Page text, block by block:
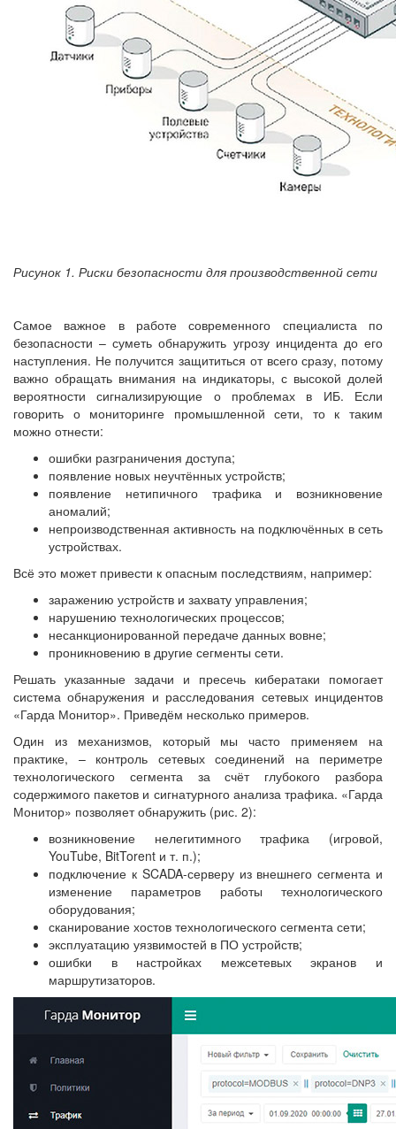
Рисунок 1. Риски безопасности для производственной сети
Самое важное в работе современного специалиста по
безопасности – суметь обнаружить угрозу инцидента до его
наступления. Не получится защититься от всего сразу, потому
важно обращать внимания на индикаторы, с высокой долей
вероятности сигнализирующие о проблемах в ИБ. Если
говорить о мониторинге промышленной сети, то к таким
можно отнести:
ошибки разграничения доступа;
появление новых неучтённых устройств;
появление нетипичного трафика и возникновение
аномалий;
непроизводственная активность на подключённых в сеть
устройствах.
Всё это может привести к опасным последствиям, например:
заражению устройств и захвату управления;
нарушению технологических процессов;
несанкционированной передаче данных вовне;
проникновению в другие сегменты сети.
Решать указанные задачи и пресечь кибератаки помогает
система обнаружения и расследования сетевых инцидентов
«Гарда Монитор». Приведём несколько примеров.
Один из механизмов, который мы часто применяем на
практике, – контроль сетевых соединений на периметре
технологического сегмента за счёт глубокого разбора
содержимого пакетов и сигнатурного анализа трафика. «Гарда
Монитор» позволяет обнаружить (рис. 2):
возникновение нелегитимного трафика (игровой,
YouTube, BitTorent и т. п.);
подключение к SCADA-серверу из внешнего сегмента и
изменение параметров работы технологического
оборудования;
сканирование хостов технологического сегмента сети;
эксплуатацию уязвимостей в ПО устройств;
ошибки в настройках межсетевых экранов и
маршрутизаторов.